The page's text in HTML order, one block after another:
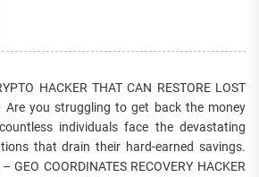
HACKER THAT CAN RESTORE LOST
Are you struggling to get back the money
individuals face the devastating
that drain their hard-earned savings.
GEO COORDINATES RECOVERY HACKER